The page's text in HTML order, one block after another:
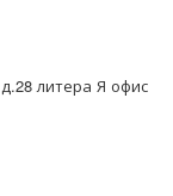
литера Я офис